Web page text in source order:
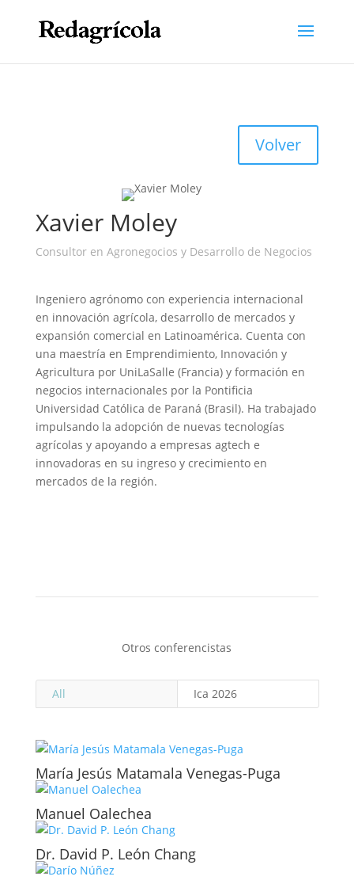
Volver
Xavier Moley
Consultor en Agronegocios y Desarrollo de Negocios
Ingeniero agrónomo con experiencia internacional
en innovación agrícola, desarrollo de mercados y
expansión comercial en Latinoamérica. Cuenta con
una maestría en Emprendimiento, Innovación y
Agricultura por UniLaSalle (Francia) y formación en
negocios internacionales por la Pontificia
Universidad Católica de Paraná (Brasil). Ha trabajado
impulsando la adopción de nuevas tecnologías
agrícolas y apoyando a empresas agtech e
innovadoras en su ingreso y crecimiento en
mercados de la región.
Otros conferencistas
All Ica 2026
María Jesús Matamala Venegas-Puga
Manuel Oalechea
Dr. David P. León Chang